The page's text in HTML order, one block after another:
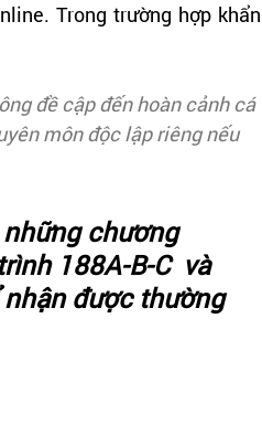
Trong trường hợp khẩn
đề cập đến hoàn cảnh cá
môn độc lập riêng nếu
những chương
188A-B-C  và
nhận được thường